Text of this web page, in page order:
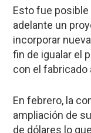
Esto fue posible
adelante un
incorporar
fin de igualar el
con el fabricado
En febrero, la
ampliación de
de dólares lo